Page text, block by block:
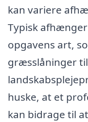
kan variere
Typisk
opgavens art,
græsslåninger
huske, at et
kan bidrage til